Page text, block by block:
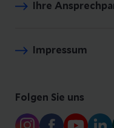
Ihre
Impressum
Folgen Sie uns